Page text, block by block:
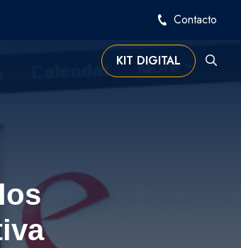
Contacto
KIT DIGITAL